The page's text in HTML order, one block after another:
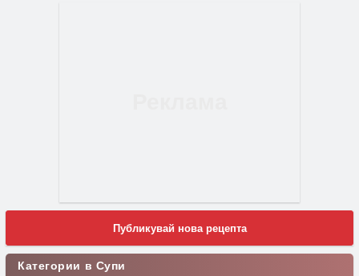
Публикувай нова рецепта
Категории в Супи